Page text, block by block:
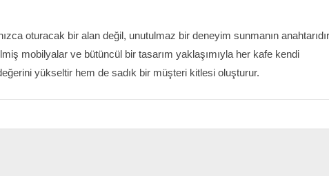
oturacak bir alan değil, unutulmaz bir deneyim sunmanın
mobilyalar ve bütüncül bir tasarım yaklaşımıyla her kafe kendi
yükseltir hem de sadık bir müşteri kitlesi oluşturur.